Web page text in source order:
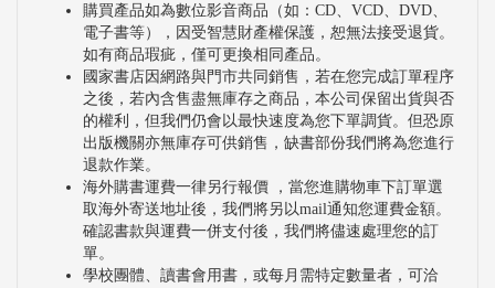
購買產品如為數位影音商品（如：CD、VCD、DVD、
電子書等），因受智慧財產權保護，恕無法接受退貨。
如有商品瑕疵，僅可更換相同產品。
國家書店因網路與門市共同銷售，若在您完成訂單程序
之後，若內含售盡無庫存之商品，本公司保留出貨與否
的權利，但我們仍會以最快速度為您下單調貨。但恐原
出版機關亦無庫存可供銷售，缺書部份我們將為您進行
退款作業。
海外購書運費一律另行報價 ，當您進購物車下訂單選
取海外寄送地址後，我們將另以mail通知您運費金額。
確認書款與運費一併支付後，我們將儘速處理您的訂
單。
學校團體、讀書會用書，或每月需特定數量者，可洽